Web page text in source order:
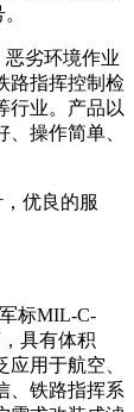
劣环境作业
路指挥控制检
行业。产品以
操作简单、
优良的服
标MIL-C-
具有体积
用于航空、
、铁路指挥系